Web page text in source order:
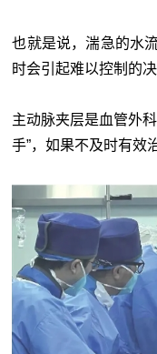
也就是说，湍急的水
时会引起难以控制的决
主动脉夹层是血管外
手”，如果不及时有效